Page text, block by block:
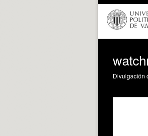
Divulgación